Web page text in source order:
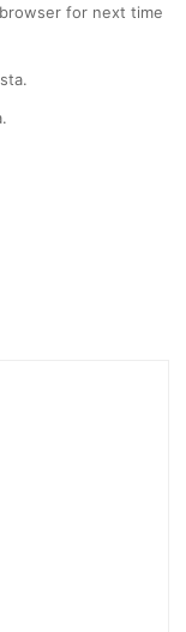
for next time